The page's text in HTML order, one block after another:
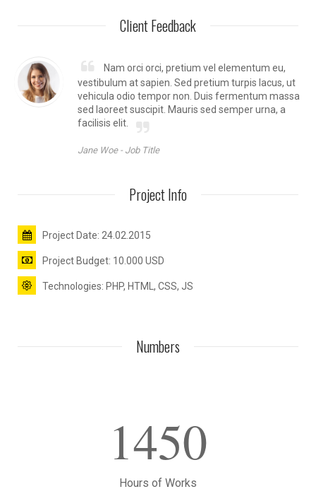
Client Feedback
Nam orci orci, pretium vel elementum eu,
vestibulum at sapien. Sed pretium turpis lacus, ut
vehicula odio tempor non. Duis fermentum massa
sed laoreet suscipit. Mauris sed semper urna, a
facilisis elit.
Jane Woe - Job Title
Project Info
Project Date: 24.02.2015
Project Budget: 10.000 USD
Technologies: PHP, HTML, CSS, JS
Numbers
1450
Hours of Works